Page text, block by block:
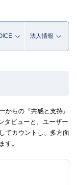
法人情報
からの『共感と支持』
タビューと、ユーザー
てカウントし、多方面
す。